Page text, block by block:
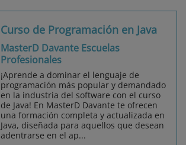
Curso de Programación en Java
MasterD Davante Escuelas
Profesionales
¡Aprende a dominar el lenguaje de
programación más popular y demandado
en la industria del software con el curso
de Java! En MasterD Davante te ofrecen
una formación completa y actualizada en
Java, diseñada para aquellos que desean
adentrarse en el ap...